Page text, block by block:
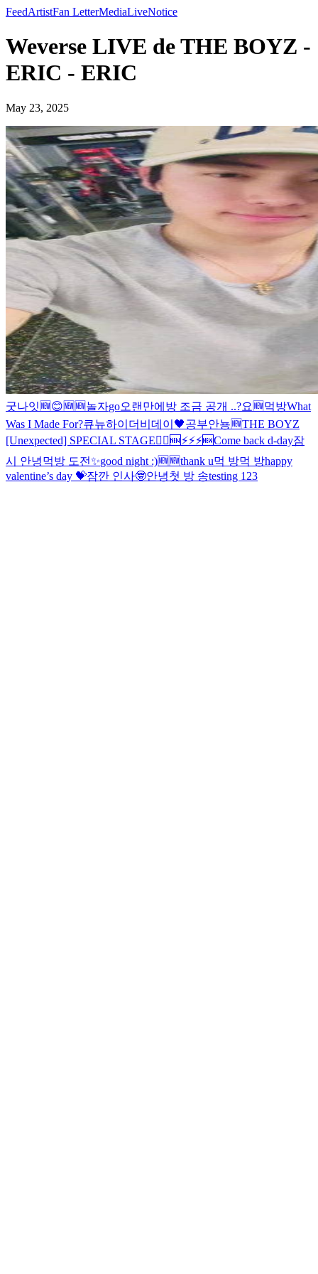
FeedArtistFan LetterMediaLiveNotice
Weverse LIVE de THE BOYZ -
ERIC - ERIC
May 23, 2025
굿나잇 🆕😊🆕 🆕놀자go오랜만에 방 조금 공개 ..?요 🆕먹방What
Was I Made For?큐뉴하이 더비데이🖤공부안뇽🆕THE BOYZ
[Unexpected] SPECIAL STAGE🏃‍♂️🆕 ⚡️⚡️⚡️🆕Come back d-day잠
시 안녕먹방 도전✨good night :)🆕 🆕thank u먹 방먹 방happy
valentine’s day 💝잠깐 인사🤓안녕첫 방 송testing 123